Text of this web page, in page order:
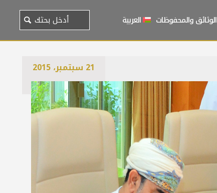
الوثائق والمحفوظات العربية
21 سبتمبر، 2015